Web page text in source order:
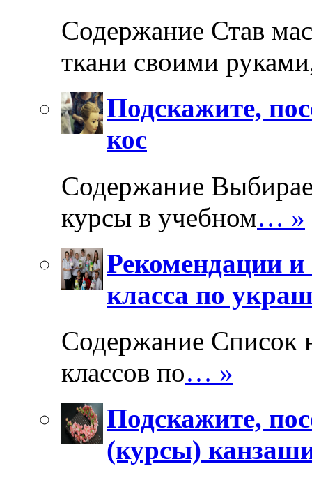
Содержание Став
ткани своими
Подскажите,
кос
Содержание
курсы в учебном… »
Рекомендации
класса по
Содержание Список
классов по… »
Подскажите,
(курсы)